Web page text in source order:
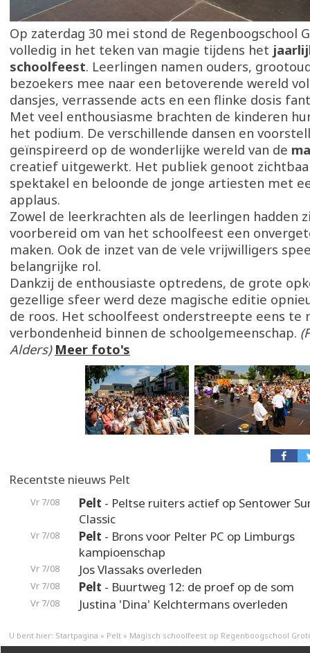
Op zaterdag 30 mei stond de Regenboogschool
volledig in het teken van magie tijdens het
schoolfeest. Leerlingen namen ouders,
bezoekers mee naar een betoverende wereld
dansjes, verrassende acts en een flinke dosis
Met veel enthousiasme brachten de kinderen
het podium. De verschillende dansen en
geïnspireerd op de wonderlijke wereld van de
creatief uitgewerkt. Het publiek genoot
spektakel en beloonde de jonge artiesten met
applaus.
Zowel de leerkrachten als de leerlingen hadden
voorbereid om van het schoolfeest een
maken. Ook de inzet van de vele vrijwilligers
belangrijke rol.
Dankzij de enthousiaste optredens, de grote
gezellige sfeer werd deze magische editie
de roos. Het schoolfeest onderstreepte eens te
verbondenheid binnen de schoolgemeenschap.
Alders) Meer foto's
Recentste nieuws Pelt
Vr 7/08 Pelt - Peltse ruiters actief op Sentower
Classic
Vr 7/08 Pelt - Brons voor Pelter PC op Limburgs
kampioenschap
Vr 7/08 Jos Vlassaks overleden
Vr 7/08 Pelt - Buurtweg 12: de proef op de som
Vr 7/08 Justina 'Dina' Kelchtermans overleden
U bent hier: Startpagina » Pelt » Magisch schoolfeest op Regenboogschool